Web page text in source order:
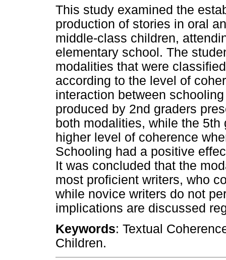
This study examined the
production of stories in oral
middle-class children,
elementary school. The
modalities that were
according to the level of
interaction between
produced by 2nd graders
both modalities, while the
higher level of coherence
Schooling had a positive
It was concluded that the
most proficient writers, who
while novice writers do not
implications are discussed
Keywords: Textual
Children.